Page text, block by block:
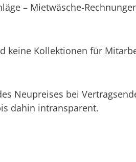
– Mietwäsche-
keine Kollektionen für
Neupreises bei
dahin intransparent.